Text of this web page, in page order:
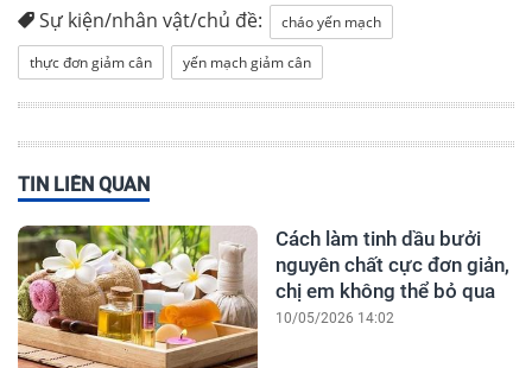
Sự kiện/nhân vật/chủ đề:
cháo yến mạch
thực đơn giảm cân
yến mạch giảm cân
TIN LIÊN QUAN
Cách làm tinh dầu bưởi
nguyên chất cực đơn giản,
chị em không thể bỏ qua
10/05/2026 14:02